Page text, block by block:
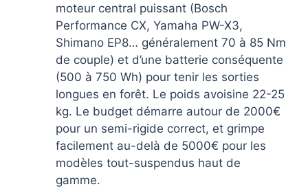
moteur central puissant (Bosch
Performance CX, Yamaha PW-X3,
Shimano EP8… généralement 70 à 85 Nm
de couple) et d’une batterie conséquente
(500 à 750 Wh) pour tenir les sorties
longues en forêt. Le poids avoisine 22-25
kg. Le budget démarre autour de 2000€
pour un semi-rigide correct, et grimpe
facilement au-delà de 5000€ pour les
modèles tout-suspendus haut de
gamme.